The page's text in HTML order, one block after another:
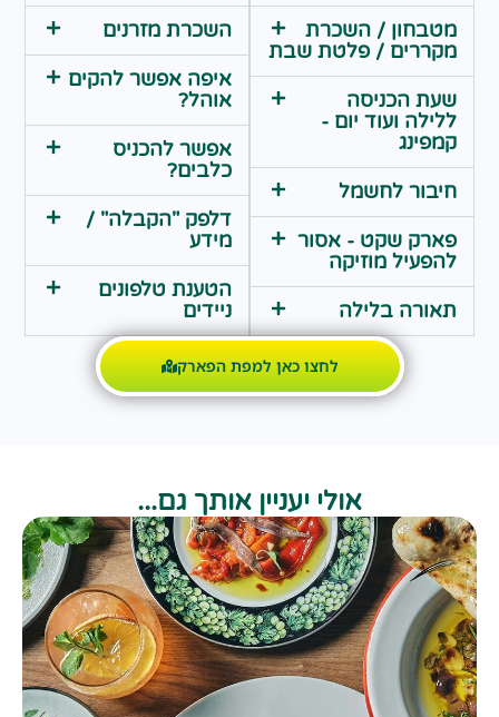
מטבחון / השכרת
מקררים / פלטת שבת
שעת הכניסה
ללילה ועוד יום -
קמפינג
חיבור לחשמל
פארק שקט - אסור
להפעיל מוזיקה
תאורה בלילה
השכרת מזרנים
איפה אפשר להקים
אוהל?
אפשר להכניס
כלבים?
דלפק "הקבלה" /
מידע
הטענת טלפונים
ניידים
לחצו כאן למפת הפארק
אולי יעניין אותך גם...